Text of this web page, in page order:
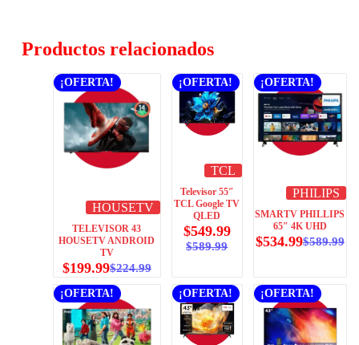
Productos relacionados
¡OFERTA!
HOUSETV
TELEVISOR 43
HOUSETV ANDROID
TV
$224.99
$199.99
¡OFERTA!
TCL
Televisor 55″
TCL Google TV
QLED
$589.99
$549.99
¡OFERTA!
PHILIPS
SMARTV PHILLIPS
65″ 4K UHD
$589.99
$534.99
¡OFERTA! ¡OFERTA! ¡OFERTA!